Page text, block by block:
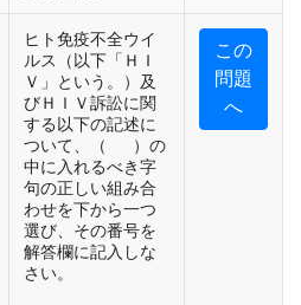
ヒト免疫不全ウイ
ルス（以下「ＨＩ
Ｖ」という。）及
びＨＩＶ訴訟に関
する以下の記述に
ついて、（ ）の
中に入れるべき字
句の正しい組み合
わせを下から一つ
選び、その番号を
解答欄に記入しな
さい。
この
問題
へ